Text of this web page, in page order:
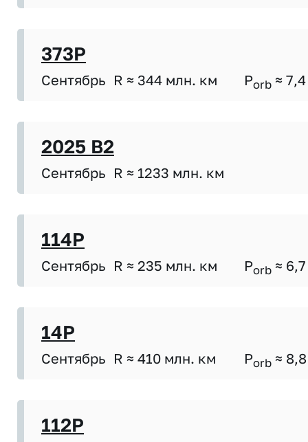
373P
Сентябрь R ≈ 344 млн. км Porb ≈ 7,4
2025 B2
Сентябрь R ≈ 1233 млн. км
114P
Сентябрь R ≈ 235 млн. км Porb ≈ 6,7
14P
Сентябрь R ≈ 410 млн. км Porb ≈ 8,8
112P